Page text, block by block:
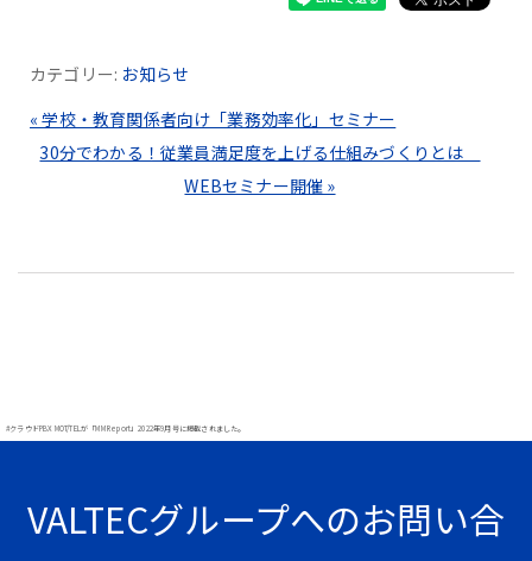
カテゴリー: お知らせ
« 学校・教育関係者向け「業務効率化」セミナー
30分でわかる！従業員満足度を上げる仕組みづくりとは
WEBセミナー開催 »
#クラウドPBX MOT/TELが「MM Report」2022年9月号に掲載されました。
VALTECグループへのお問い合